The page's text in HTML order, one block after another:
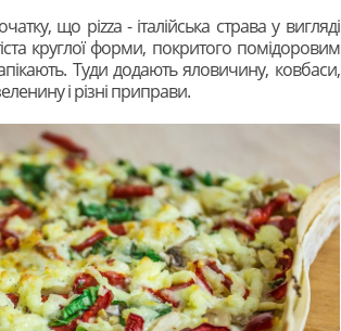
що pizza - італійська страва у вигляді
круглої форми, покритого помідоровим
Туди додають яловичину, ковбаси,
і різні приправи.